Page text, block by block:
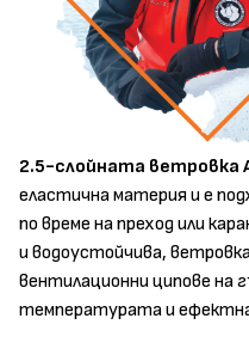
2.5-слойната ветровка
еластична материя и е
по време на преход или
и водоустойчива,
вентилационни ципове на
температурата и